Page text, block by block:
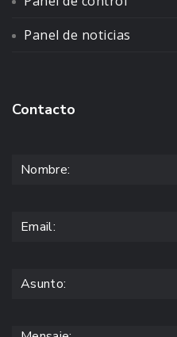
Panel de noticias
Contacto